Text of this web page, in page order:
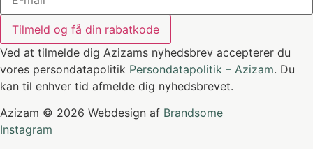
Tilmeld og få din rabatkode
Ved at tilmelde dig Azizams nyhedsbrev accepterer du
vores persondatapolitik Persondatapolitik – Azizam. Du
kan til enhver tid afmelde dig nyhedsbrevet.
Azizam © 2026 Webdesign af Brandsome
Instagram